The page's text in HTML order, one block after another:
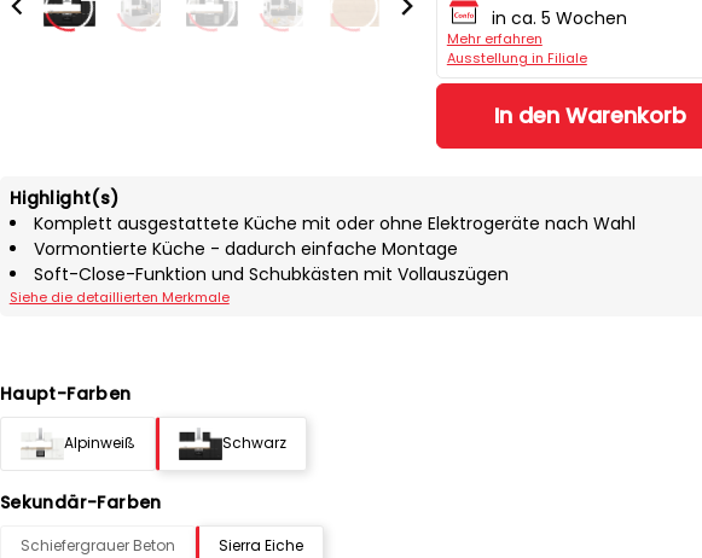
in ca. 5 Wochen
Mehr erfahren
Ausstellung in Filiale
In den Warenkorb
Highlight(s)
Komplett ausgestattete Küche mit oder ohne Elektrogeräte nach Wahl
Vormontierte Küche - dadurch einfache Montage
Soft-Close-Funktion und Schubkästen mit Vollauszügen
Siehe die detaillierten Merkmale
Haupt-Farben
Alpinweiß Schwarz
Sekundär-Farben
Schiefergrauer Beton Sierra Eiche